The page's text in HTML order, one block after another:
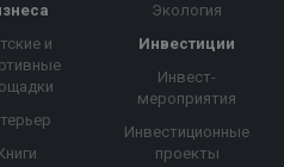
и
Экология
Инвестиции
Инвест-
мероприятия
Инвестиционные
проекты